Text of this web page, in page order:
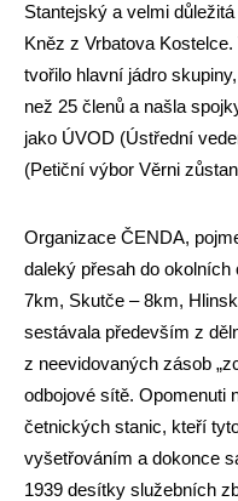
Stantejský a velmi
Kněz z Vrbatova
tvořilo hlavní jádro
než 25 členů a našla
jako ÚVOD (Ústřední
(Petiční výbor Věrni
Organizace ČENDA,
daleký přesah do
7km, Skutče – 8km,
sestávala především z
z neevidovaných zásob
odbojové sítě. Opomenuti
četnických stanic, kteří
vyšetřováním a dokonce
1939 desítky služebních